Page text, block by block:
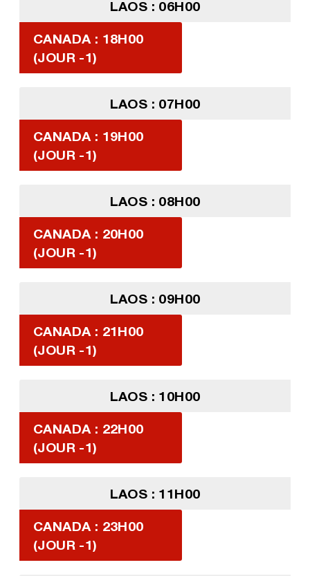
LAOS : 06H00
CANADA : 18H00
(JOUR -1)
LAOS : 07H00
CANADA : 19H00
(JOUR -1)
LAOS : 08H00
CANADA : 20H00
(JOUR -1)
LAOS : 09H00
CANADA : 21H00
(JOUR -1)
LAOS : 10H00
CANADA : 22H00
(JOUR -1)
LAOS : 11H00
CANADA : 23H00
(JOUR -1)